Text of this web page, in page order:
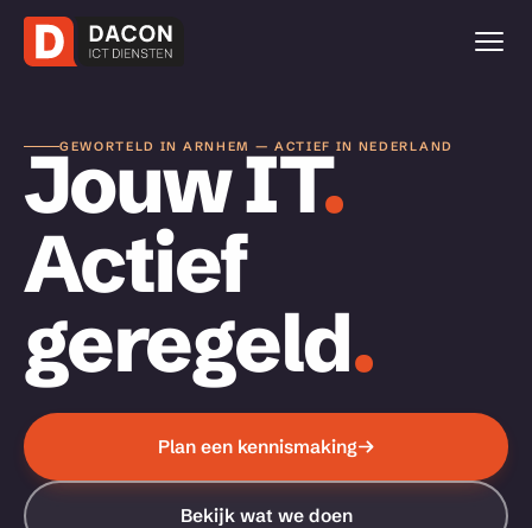
GEWORTELD IN ARNHEM — ACTIEF IN NEDERLAND
Jouw IT.
Actief
geregeld.
Plan een kennismaking
Bekijk wat we doen